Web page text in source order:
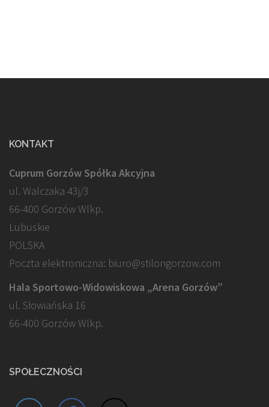
KONTAKT
Cuprum Gorzów Spółka Akcyjna
ul. Walczaka 43j/3
66-400 Gorzów Wlkp.
Lubuskie
POLSKA
Poczta elektroniczna: biuro@stilongorzow.com
Hala Sportowo-Widowiskowa „Arena Gorzów”
ul. Słowiańska 16
66-400 Gorzów Wlkp.
SPOŁECZNOŚCI